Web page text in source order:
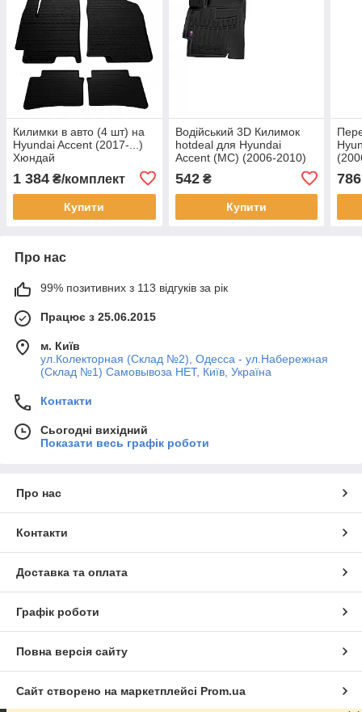
Килимки в авто (4 шт) на
Hyundai Accent (2017-...)
Хюндай
1 384 ₴/комплект
Купити
Водійський 3D Килимок
hotdeal для Hyundai
Accent (MC) (2006-2010)
542₴
Купити
786
Про нас
99% позитивних з 113 відгуків за рік
Працює з 25.06.2015
м. Київ
ул.Колекторная (Склад №2), Одесса - ул.Набережная
(Склад №1) Самовывоза НЕТ, Київ, Україна
Контакти
Сьогодні вихідний
Показати весь графік роботи
Про нас
Контакти
Доставка та оплата
Графік роботи
Повна версія сайту
Сайт створено на маркетплейсі Prom.ua